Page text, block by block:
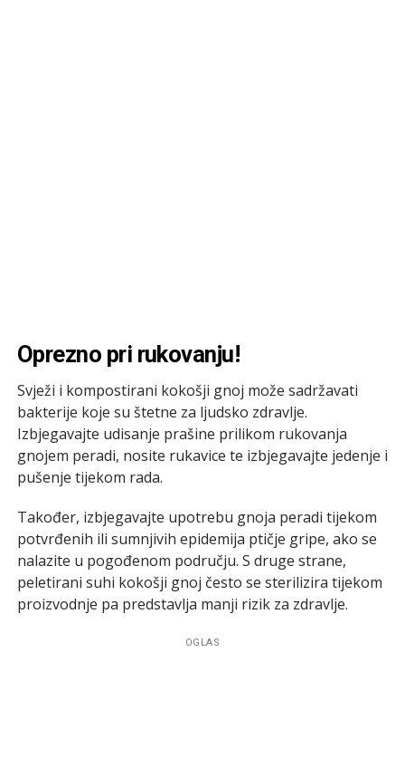
Oprezno pri rukovanju!
Svježi i kompostirani kokošji gnoj može sadržavati
bakterije koje su štetne za ljudsko zdravlje.
Izbjegavajte udisanje prašine prilikom rukovanja
gnojem peradi, nosite rukavice te izbjegavajte jedenje i
pušenje tijekom rada.
Također, izbjegavajte upotrebu gnoja peradi tijekom
potvrđenih ili sumnjivih epidemija ptičje gripe, ako se
nalazite u pogođenom području. S druge strane,
peletirani suhi kokošji gnoj često se sterilizira tijekom
proizvodnje pa predstavlja manji rizik za zdravlje.
OGLAS